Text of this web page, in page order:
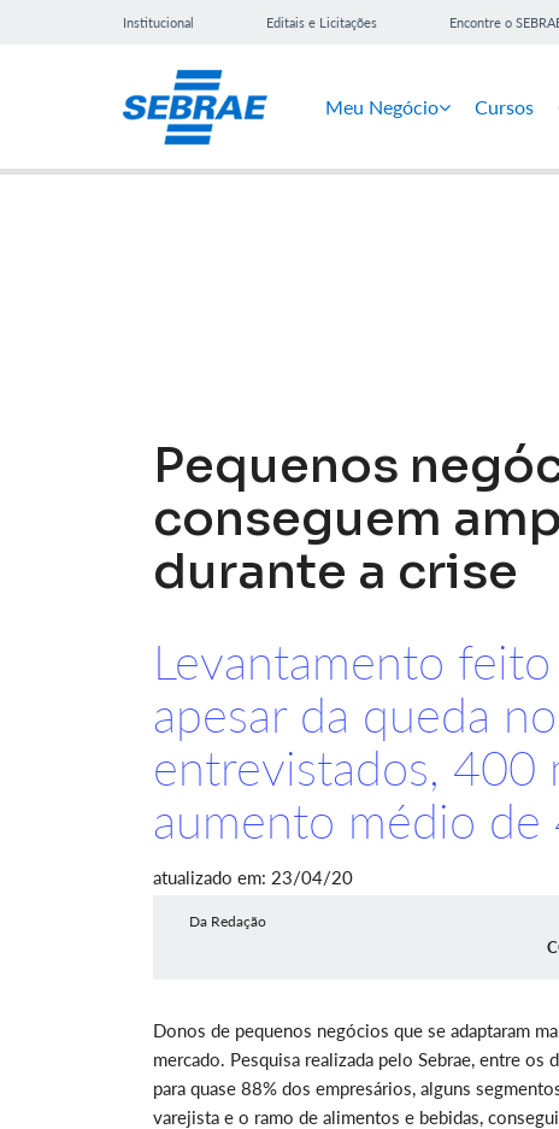
Institucional Editais e Licitações Encontre o
Meu Negócio Cursos
Pequenos
conseguem
durante a crise
Levantamento
apesar da queda
entrevistados, 400
aumento médio de
atualizado em: 23/04/20
Da Redação
Donos de pequenos negócios que se adaptaram
mercado. Pesquisa realizada pelo Sebrae, entre
para quase 88% dos empresários, alguns
varejista e o ramo de alimentos e bebidas,